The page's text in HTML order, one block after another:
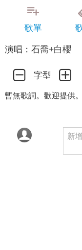
歌單
演唱：石喬+白櫻
字型
暫無歌詞。歡迎提供。